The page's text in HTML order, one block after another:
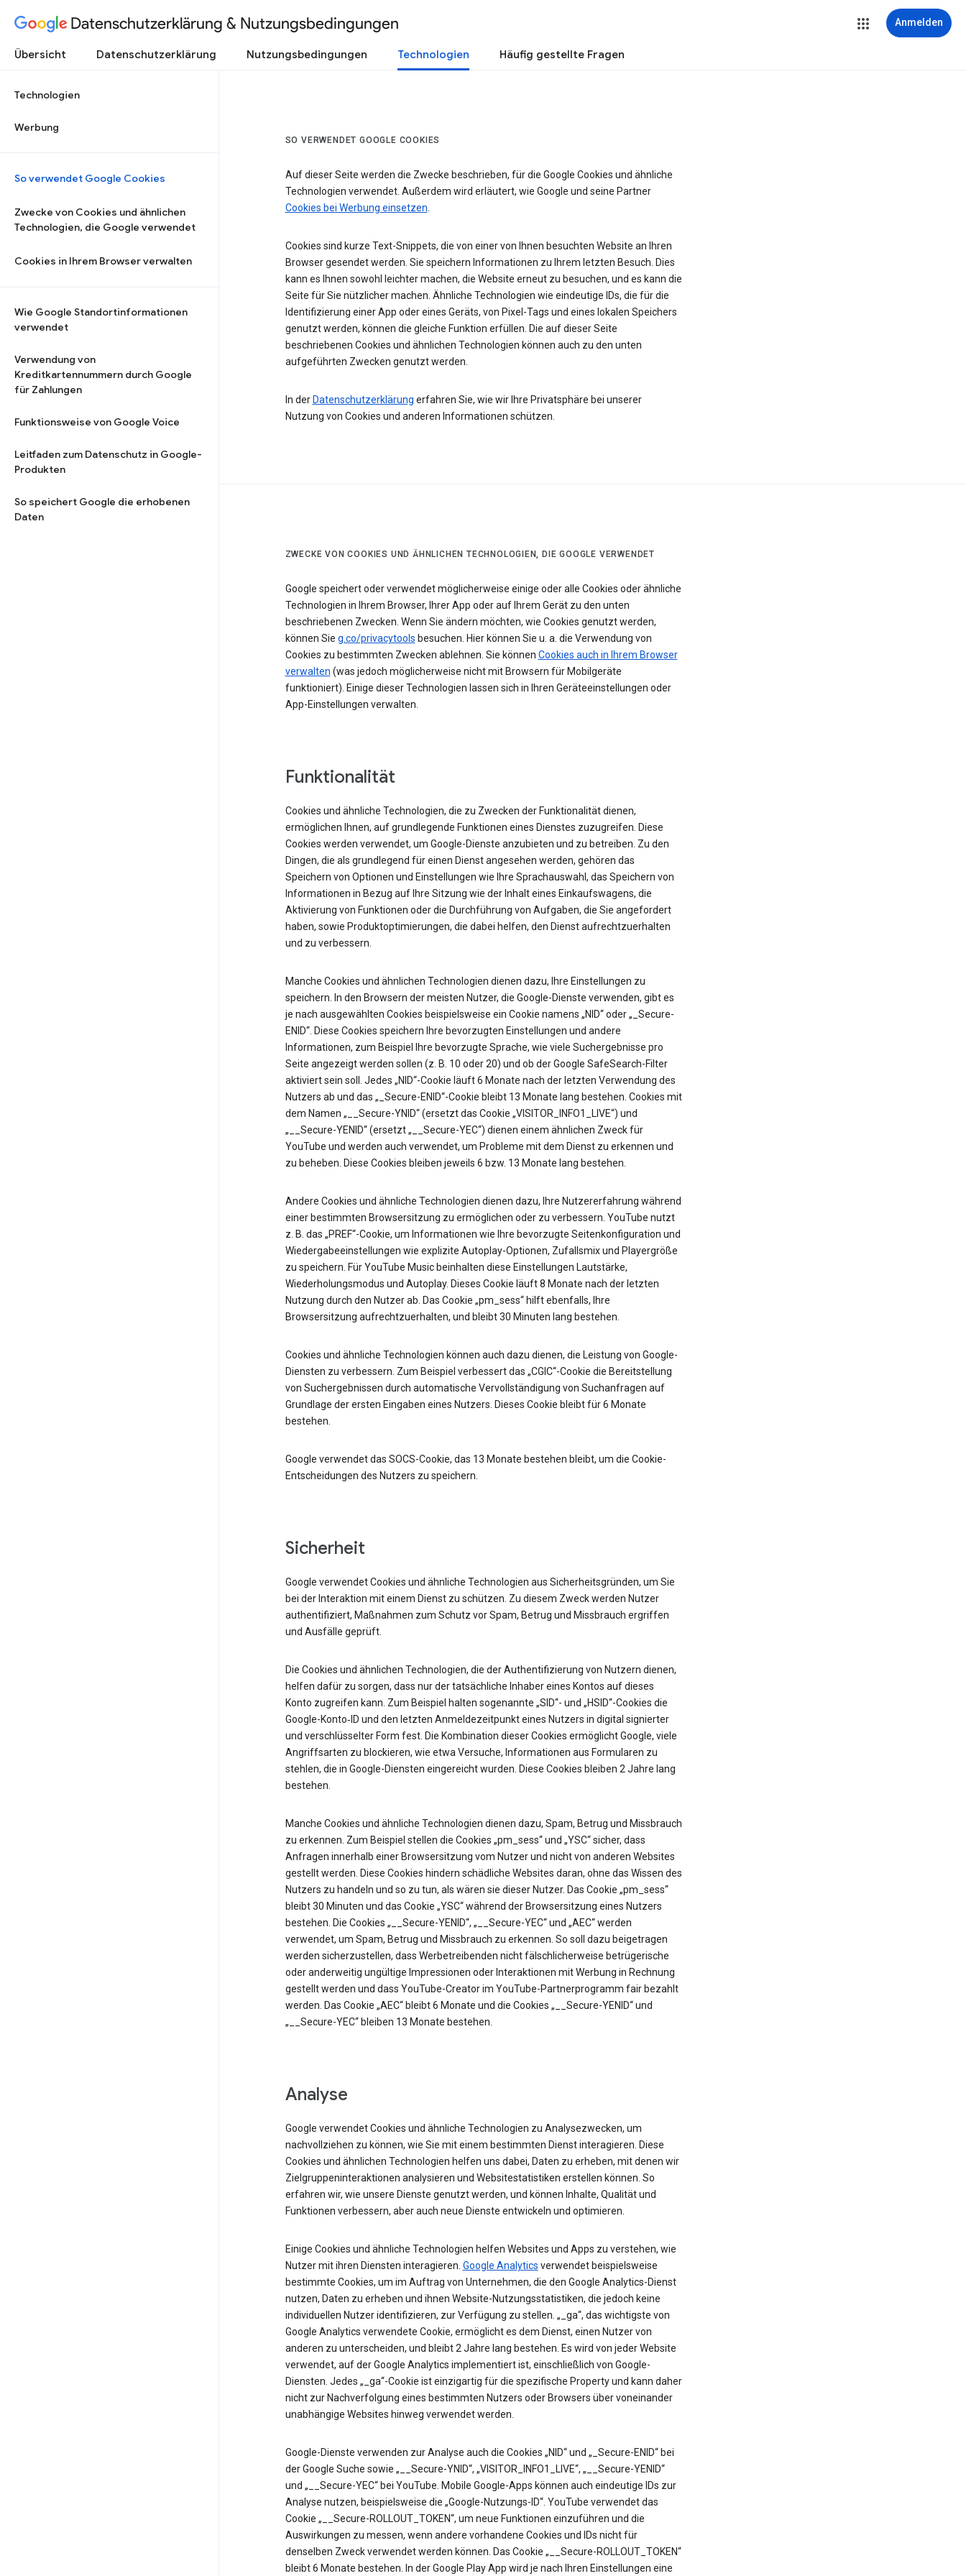
Datenschutzerklärung & Nutzungsbedingungen Anmelden
Übersicht Datenschutzerklärung Nutzungsbedingungen Technologien Häufig gestellte Fragen
Technologien
Werbung
So verwendet Google Cookies
Zwecke von Cookies und ähnlichen
Technologien, die Google verwendet
Cookies in Ihrem Browser verwalten
Wie Google Standortinformationen
verwendet
Verwendung von
Kreditkartennummern durch Google
für Zahlungen
Funktionsweise von Google Voice
Leitfaden zum Datenschutz in Google-
Produkten
So speichert Google die erhobenen
Daten
SO VERWENDET GOOGLE COOKIES
Auf dieser Seite werden die Zwecke beschrieben, für die Google Cookies und ähnliche
Technologien verwendet. Außerdem wird erläutert, wie Google und seine Partner
Cookies bei Werbung einsetzen.
Cookies sind kurze Text-Snippets, die von einer von Ihnen besuchten Website an Ihren
Browser gesendet werden. Sie speichern Informationen zu Ihrem letzten Besuch. Dies
kann es Ihnen sowohl leichter machen, die Website erneut zu besuchen, und es kann die
Seite für Sie nützlicher machen. Ähnliche Technologien wie eindeutige IDs, die für die
Identifizierung einer App oder eines Geräts, von Pixel-Tags und eines lokalen Speichers
genutzt werden, können die gleiche Funktion erfüllen. Die auf dieser Seite
beschriebenen Cookies und ähnlichen Technologien können auch zu den unten
aufgeführten Zwecken genutzt werden.
In der Datenschutzerklärung erfahren Sie, wie wir Ihre Privatsphäre bei unserer
Nutzung von Cookies und anderen Informationen schützen.
ZWECKE VON COOKIES UND ÄHNLICHEN TECHNOLOGIEN, DIE GOOGLE VERWENDET
Google speichert oder verwendet möglicherweise einige oder alle Cookies oder ähnliche
Technologien in Ihrem Browser, Ihrer App oder auf Ihrem Gerät zu den unten
beschriebenen Zwecken. Wenn Sie ändern möchten, wie Cookies genutzt werden,
können Sie g.co/privacytools besuchen. Hier können Sie u. a. die Verwendung von
Cookies zu bestimmten Zwecken ablehnen. Sie können Cookies auch in Ihrem Browser
verwalten (was jedoch möglicherweise nicht mit Browsern für Mobilgeräte
funktioniert). Einige dieser Technologien lassen sich in Ihren Geräteeinstellungen oder
App-Einstellungen verwalten.
Funktionalität
Cookies und ähnliche Technologien, die zu Zwecken der Funktionalität dienen,
ermöglichen Ihnen, auf grundlegende Funktionen eines Dienstes zuzugreifen. Diese
Cookies werden verwendet, um Google-Dienste anzubieten und zu betreiben. Zu den
Dingen, die als grundlegend für einen Dienst angesehen werden, gehören das
Speichern von Optionen und Einstellungen wie Ihre Sprachauswahl, das Speichern von
Informationen in Bezug auf Ihre Sitzung wie der Inhalt eines Einkaufswagens, die
Aktivierung von Funktionen oder die Durchführung von Aufgaben, die Sie angefordert
haben, sowie Produktoptimierungen, die dabei helfen, den Dienst aufrechtzuerhalten
und zu verbessern.
Manche Cookies und ähnlichen Technologien dienen dazu, Ihre Einstellungen zu
speichern. In den Browsern der meisten Nutzer, die Google-Dienste verwenden, gibt es
je nach ausgewählten Cookies beispielsweise ein Cookie namens „NID“ oder „_Secure-
ENID“. Diese Cookies speichern Ihre bevorzugten Einstellungen und andere
Informationen, zum Beispiel Ihre bevorzugte Sprache, wie viele Suchergebnisse pro
Seite angezeigt werden sollen (z. B. 10 oder 20) und ob der Google SafeSearch-Filter
aktiviert sein soll. Jedes „NID“-Cookie läuft 6 Monate nach der letzten Verwendung des
Nutzers ab und das „_Secure-ENID“-Cookie bleibt 13 Monate lang bestehen. Cookies mit
dem Namen „__Secure-YNID“ (ersetzt das Cookie „VISITOR_INFO1_LIVE“) und
„__Secure-YENID“ (ersetzt „__Secure-YEC“) dienen einem ähnlichen Zweck für
YouTube und werden auch verwendet, um Probleme mit dem Dienst zu erkennen und
zu beheben. Diese Cookies bleiben jeweils 6 bzw. 13 Monate lang bestehen.
Andere Cookies und ähnliche Technologien dienen dazu, Ihre Nutzererfahrung während
einer bestimmten Browsersitzung zu ermöglichen oder zu verbessern. YouTube nutzt
z. B. das „PREF“-Cookie, um Informationen wie Ihre bevorzugte Seitenkonfiguration und
Wiedergabeeinstellungen wie explizite Autoplay-Optionen, Zufallsmix und Playergröße
zu speichern. Für YouTube Music beinhalten diese Einstellungen Lautstärke,
Wiederholungsmodus und Autoplay. Dieses Cookie läuft 8 Monate nach der letzten
Nutzung durch den Nutzer ab. Das Cookie „pm_sess“ hilft ebenfalls, Ihre
Browsersitzung aufrechtzuerhalten, und bleibt 30 Minuten lang bestehen.
Cookies und ähnliche Technologien können auch dazu dienen, die Leistung von Google-
Diensten zu verbessern. Zum Beispiel verbessert das „CGIC“-Cookie die Bereitstellung
von Suchergebnissen durch automatische Vervollständigung von Suchanfragen auf
Grundlage der ersten Eingaben eines Nutzers. Dieses Cookie bleibt für 6 Monate
bestehen.
Google verwendet das SOCS-Cookie, das 13 Monate bestehen bleibt, um die Cookie-
Entscheidungen des Nutzers zu speichern.
Sicherheit
Google verwendet Cookies und ähnliche Technologien aus Sicherheitsgründen, um Sie
bei der Interaktion mit einem Dienst zu schützen. Zu diesem Zweck werden Nutzer
authentifiziert, Maßnahmen zum Schutz vor Spam, Betrug und Missbrauch ergriffen
und Ausfälle geprüft.
Die Cookies und ähnlichen Technologien, die der Authentifizierung von Nutzern dienen,
helfen dafür zu sorgen, dass nur der tatsächliche Inhaber eines Kontos auf dieses
Konto zugreifen kann. Zum Beispiel halten sogenannte „SID“- und „HSID“-Cookies die
Google-Konto‑ID und den letzten Anmeldezeitpunkt eines Nutzers in digital signierter
und verschlüsselter Form fest. Die Kombination dieser Cookies ermöglicht Google, viele
Angriffsarten zu blockieren, wie etwa Versuche, Informationen aus Formularen zu
stehlen, die in Google-Diensten eingereicht wurden. Diese Cookies bleiben 2 Jahre lang
bestehen.
Manche Cookies und ähnliche Technologien dienen dazu, Spam, Betrug und Missbrauch
zu erkennen. Zum Beispiel stellen die Cookies „pm_sess“ und „YSC“ sicher, dass
Anfragen innerhalb einer Browsersitzung vom Nutzer und nicht von anderen Websites
gestellt werden. Diese Cookies hindern schädliche Websites daran, ohne das Wissen des
Nutzers zu handeln und so zu tun, als wären sie dieser Nutzer. Das Cookie „pm_sess“
bleibt 30 Minuten und das Cookie „YSC“ während der Browsersitzung eines Nutzers
bestehen. Die Cookies „__Secure-YENID“, „__Secure-YEC“ und „AEC“ werden
verwendet, um Spam, Betrug und Missbrauch zu erkennen. So soll dazu beigetragen
werden sicherzustellen, dass Werbetreibenden nicht fälschlicherweise betrügerische
oder anderweitig ungültige Impressionen oder Interaktionen mit Werbung in Rechnung
gestellt werden und dass YouTube-Creator im YouTube-Partnerprogramm fair bezahlt
werden. Das Cookie „AEC“ bleibt 6 Monate und die Cookies „__Secure-YENID“ und
„__Secure-YEC“ bleiben 13 Monate bestehen.
Analyse
Google verwendet Cookies und ähnliche Technologien zu Analysezwecken, um
nachvollziehen zu können, wie Sie mit einem bestimmten Dienst interagieren. Diese
Cookies und ähnlichen Technologien helfen uns dabei, Daten zu erheben, mit denen wir
Zielgruppeninteraktionen analysieren und Websitestatistiken erstellen können. So
erfahren wir, wie unsere Dienste genutzt werden, und können Inhalte, Qualität und
Funktionen verbessern, aber auch neue Dienste entwickeln und optimieren.
Einige Cookies und ähnliche Technologien helfen Websites und Apps zu verstehen, wie
Nutzer mit ihren Diensten interagieren. Google Analytics verwendet beispielsweise
bestimmte Cookies, um im Auftrag von Unternehmen, die den Google Analytics-Dienst
nutzen, Daten zu erheben und ihnen Website-Nutzungsstatistiken, die jedoch keine
individuellen Nutzer identifizieren, zur Verfügung zu stellen. „_ga“, das wichtigste von
Google Analytics verwendete Cookie, ermöglicht es dem Dienst, einen Nutzer von
anderen zu unterscheiden, und bleibt 2 Jahre lang bestehen. Es wird von jeder Website
verwendet, auf der Google Analytics implementiert ist, einschließlich von Google-
Diensten. Jedes „_ga“-Cookie ist einzigartig für die spezifische Property und kann daher
nicht zur Nachverfolgung eines bestimmten Nutzers oder Browsers über voneinander
unabhängige Websites hinweg verwendet werden.
Google-Dienste verwenden zur Analyse auch die Cookies „NID“ und „_Secure-ENID“ bei
der Google Suche sowie „__Secure-YNID“, „VISITOR_INFO1_LIVE“, „__Secure-YENID“
und „__Secure-YEC“ bei YouTube. Mobile Google-Apps können auch eindeutige IDs zur
Analyse nutzen, beispielsweise die „Google-Nutzungs-ID“. YouTube verwendet das
Cookie „__Secure-ROLLOUT_TOKEN“, um neue Funktionen einzuführen und die
Auswirkungen zu messen, wenn andere vorhandene Cookies und IDs nicht für
denselben Zweck verwendet werden können. Das Cookie „__Secure-ROLLOUT_TOKEN“
bleibt 6 Monate bestehen. In der Google Play App wird je nach Ihren Einstellungen eine